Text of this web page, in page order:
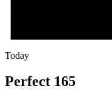
Today
Perfect 165